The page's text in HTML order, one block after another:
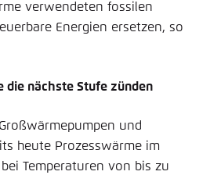
verwendeten fossilen
Energien ersetzen, so
die nächste Stufe zünden
und
heute Prozesswärme im
Temperaturen von bis zu